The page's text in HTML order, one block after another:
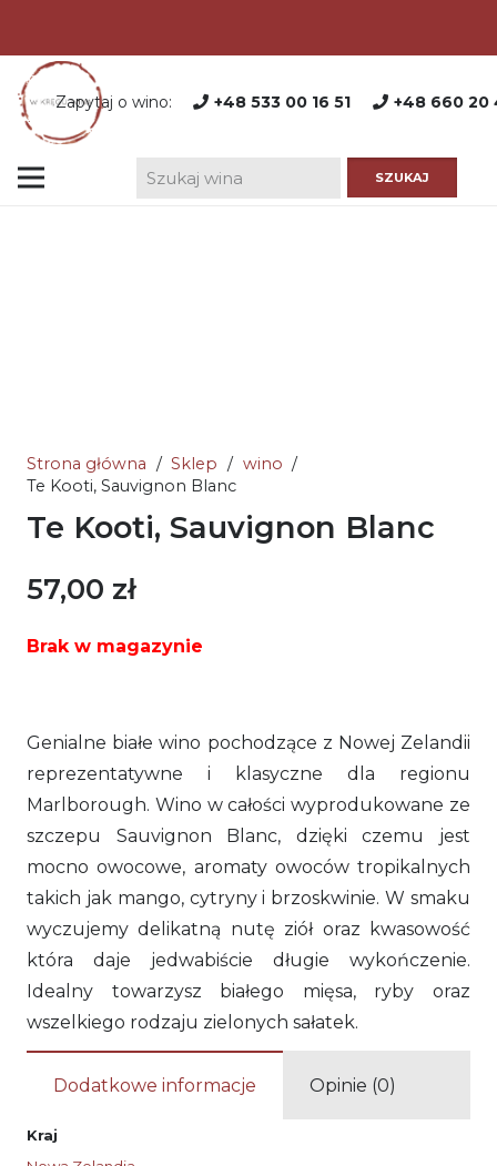
Zapytaj o wino: +48 533 00 16 51 +48 660 20
Strona główna / Sklep / wino /
Te Kooti, Sauvignon Blanc
Te Kooti, Sauvignon Blanc
57,00 zł
Brak w magazynie
Genialne białe wino pochodzące z Nowej Zelandii
reprezentatywne i klasyczne dla regionu
Marlborough. Wino w całości wyprodukowane ze
szczepu Sauvignon Blanc, dzięki czemu jest
mocno owocowe, aromaty owoców tropikalnych
takich jak mango, cytryny i brzoskwinie. W smaku
wyczujemy delikatną nutę ziół oraz kwasowość
która daje jedwabiście długie wykończenie.
Idealny towarzysz białego mięsa, ryby oraz
wszelkiego rodzaju zielonych sałatek.
Dodatkowe informacje Opinie (0)
Kraj